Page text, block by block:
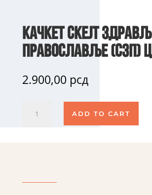
Качкет Скејт
Православље (СЗП)
2.900,00 рсд
Скејт
ADD TO CART